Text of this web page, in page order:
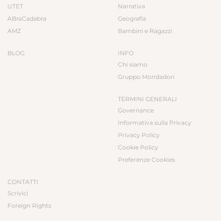
UTET
ABraCadabra
AMZ
BLOG
Narrativa
Geografia
Bambini e Ragazzi
INFO
Chi siamo
Gruppo Mondadori
TERMINI GENERALI
Governance
Informativa sulla Privacy
Privacy Policy
Cookie Policy
Preferenze Cookies
CONTATTI
Scrivici
Foreign Rights